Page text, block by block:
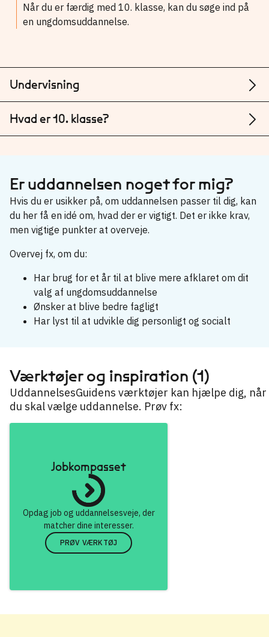
Når du er færdig med 10. klasse, kan du søge ind på
en ungdomsuddannelse.
Undervisning
Hvad er 10. klasse?
Er uddannelsen noget for mig?
Hvis du er usikker på, om uddannelsen passer til dig, kan
du her få en idé om, hvad der er vigtigt. Det er ikke krav,
men vigtige punkter at overveje.
Overvej fx, om du:
Har brug for et år til at blive mere afklaret om dit
valg af ungdomsuddannelse
Ønsker at blive bedre fagligt
Har lyst til at udvikle dig personligt og socialt
Værktøjer og inspiration (1)
UddannelsesGuidens værktøjer kan hjælpe dig, når
du skal vælge uddannelse. Prøv fx:
Jobkompasset
Opdag job og uddannelsesveje, der
matcher dine interesser.
PRØV VÆRKTØJ